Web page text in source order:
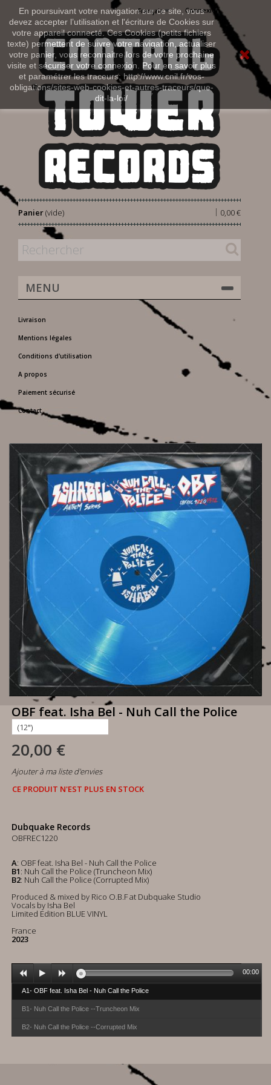
En poursuivant votre navigation sur ce site, vous
devez accepter l’utilisation et l'écriture de Cookies sur
votre appareil connecté. Ces Cookies (petits fichiers
texte) permettent de suivre votre navigation, actualiser
votre panier, vous reconnaitre lors de votre prochaine
visite et sécuriser votre connexion. Pour en savoir plus
et paramétrer les traceurs: http://www.cnil.fr/vos-
obligations/sites-web-cookies-et-autres-traceurs/que-
dit-la-loi/
Connexion
Français
Panier 0,00 €
|
(vide)
MENU
Livraison
Mentions légales
Conditions d'utilisation
A propos
Paiement sécurisé
Contact
OBF feat. Isha Bel - Nuh Call the Police
20,00 €
Ajouter à ma liste d'envies
CE PRODUIT N'EST PLUS EN STOCK
Dubquake Records
OBFREC1220
A: OBF feat. Isha Bel - Nuh Call the Police
B1: Nuh Call the Police (Truncheon Mix)
B2: Nuh Call the Police (Corrupted Mix)
Produced & mixed by Rico O.B.F at Dubquake Studio
Vocals by Isha Bel
Limited Edition BLUE VINYL
France
2023
A1- OBF feat. Isha Bel - Nuh Call the Police
B1- Nuh Call the Police --Truncheon Mix
B2- Nuh Call the Police --Corrupted Mix
00:00